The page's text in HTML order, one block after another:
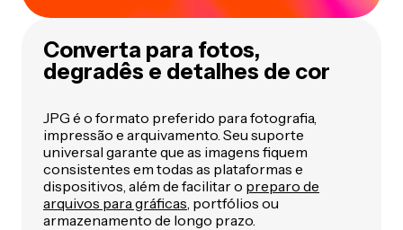
Converta para fotos,
degradês e detalhes de cor
JPG é o formato preferido para fotografia,
impressão e arquivamento. Seu suporte
universal garante que as imagens fiquem
consistentes em todas as plataformas e
dispositivos, além de facilitar o preparo de
arquivos para gráficas , portfólios ou
armazenamento de longo prazo.